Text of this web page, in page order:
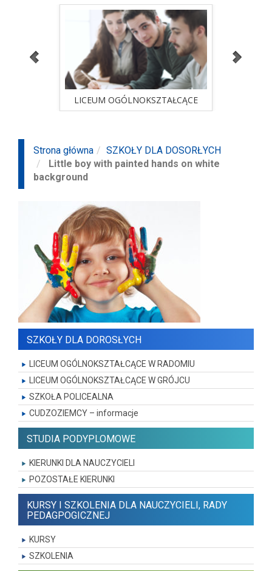
LICEUM OGÓLNOKSZTAŁCĄCE
sprawdź ofertę
LICEUM OGÓLNOKSZTAŁCĄCE
Strona główna
SZKOŁY DLA DOSORŁYCH
Little boy with painted hands on white
background
SZKOŁY DLA DOROSŁYCH
LICEUM OGÓLNOKSZTAŁCĄCE W RADOMIU
LICEUM OGÓLNOKSZTAŁCĄCE W GRÓJCU
SZKOŁA POLICEALNA
CUDZOZIEMCY – informacje
STUDIA PODYPLOMOWE
KIERUNKI DLA NAUCZYCIELI
POZOSTAŁE KIERUNKI
KURSY I SZKOLENIA DLA NAUCZYCIELI, RADY
PEDAGPOGICZNEJ
KURSY
SZKOLENIA